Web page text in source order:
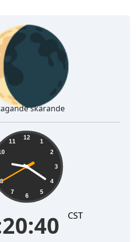
skärande
12
1
2
3
4
5
6
7
8
11
CST